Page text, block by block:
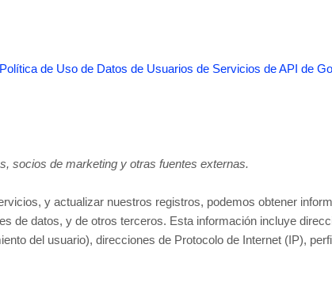
Política de Uso de Datos de Usuarios de Servicios de API de
socios de marketing y otras fuentes externas.
y actualizar nuestros registros, podemos obtener
de datos, y de otros terceros. Esta información incluye
del usuario), direcciones de Protocolo de Internet (IP),